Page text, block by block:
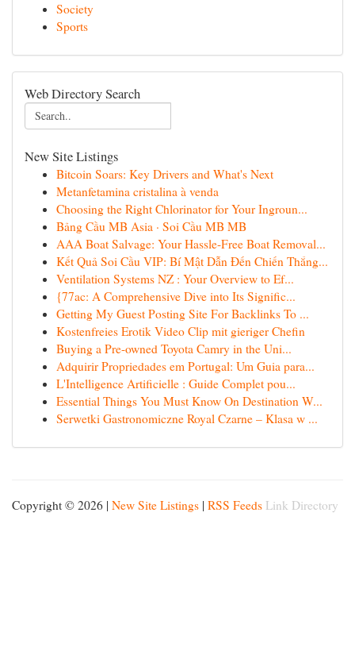
Society
Sports
Web Directory Search
New Site Listings
Bitcoin Soars: Key Drivers and What's Next
Metanfetamina cristalina à venda
Choosing the Right Chlorinator for Your Ingroun...
Bảng Cầu MB Asia · Soi Cầu MB MB
AAA Boat Salvage: Your Hassle-Free Boat Removal...
Kết Quả Soi Cầu VIP: Bí Mật Dẫn Đến Chiến Thắng...
Ventilation Systems NZ : Your Overview to Ef...
{77ac: A Comprehensive Dive into Its Signific...
Getting My Guest Posting Site For Backlinks To ...
Kostenfreies Erotik Video Clip mit gieriger Chefin
Buying a Pre-owned Toyota Camry in the Uni...
Adquirir Propriedades em Portugal: Um Guia para...
L'Intelligence Artificielle : Guide Complet pou...
Essential Things You Must Know On Destination W...
Serwetki Gastronomiczne Royal Czarne – Klasa w ...
Copyright © 2026 | New Site Listings | RSS Feeds Link Directory